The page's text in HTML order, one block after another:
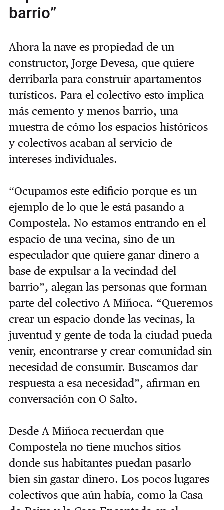
barrio”
Ahora la nave es propiedad de un
constructor, Jorge Devesa, que quiere
derribarla para construir apartamentos
turísticos. Para el colectivo esto implica
más cemento y menos barrio, una
muestra de cómo los espacios históricos
y colectivos acaban al servicio de
intereses individuales.
“Ocupamos este edificio porque es un
ejemplo de lo que le está pasando a
Compostela. No estamos entrando en el
espacio de una vecina, sino de un
especulador que quiere ganar dinero a
base de expulsar a la vecindad del
barrio”, alegan las personas que forman
parte del colectivo A Miñoca. “Queremos
crear un espacio donde las vecinas, la
juventud y gente de toda la ciudad pueda
venir, encontrarse y crear comunidad sin
necesidad de consumir. Buscamos dar
respuesta a esa necesidad”, afirman en
conversación con O Salto.
Desde A Miñoca recuerdan que
Compostela no tiene muchos sitios
donde sus habitantes puedan pasarlo
bien sin gastar dinero. Los pocos lugares
colectivos que aún había, como la Casa